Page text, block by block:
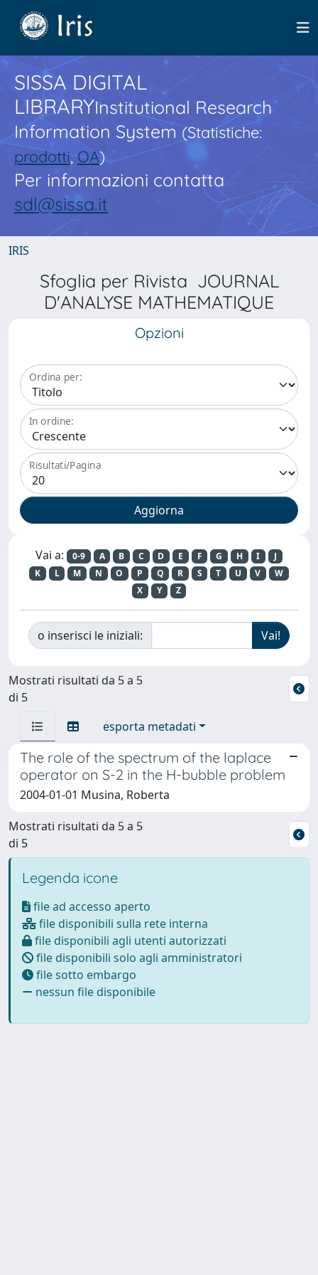
SISSA DIGITAL
LIBRARYInstitutional Research
Information System(Statistiche:
prodotti,OA)
Per informazioni contatta
sdl@sissa.it
IRIS
Sfoglia per Rivista JOURNAL
D'ANALYSE MATHEMATIQUE
Opzioni
Ordina per:
In ordine:
Risultati/Pagina
Vai a: 0-9 A B C D E F G H I
J
K
L M N O P Q R S T U V
W
X
Y Z
o inserisci le iniziali:
Mostrati risultati da 5 a 5
di 5
esporta metadati
The role of the spectrum of the laplace
operator on S-2 in the H-bubble problem
2004-01-01 Musina, Roberta
Mostrati risultati da 5 a 5
di 5
Legenda icone
file ad accesso aperto
file disponibili sulla rete interna
file disponibili agli utenti autorizzati
file disponibili solo agli amministratori
file sotto embargo
nessun file disponibile